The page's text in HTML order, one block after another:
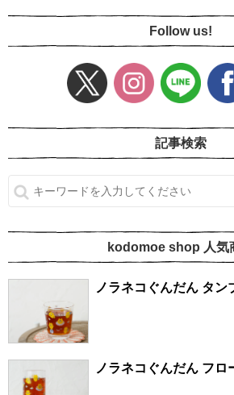
Follow us!
記事検索
kodomoe shop 人気
ノラネ